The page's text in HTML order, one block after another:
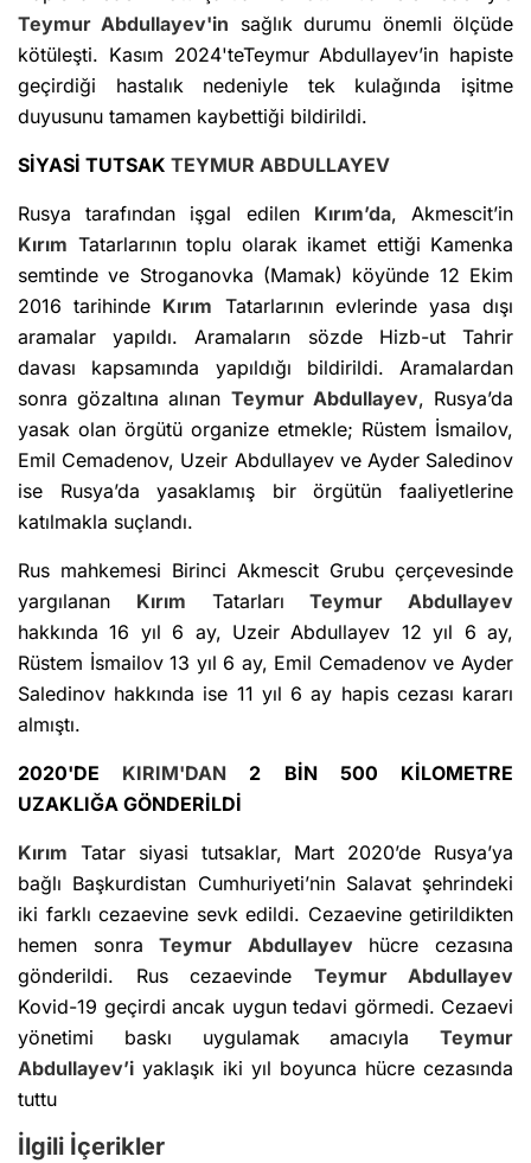
Teymur Abdullayev'in sağlık durumu önemli ölçüde
kötüleşti. Kasım 2024'teTeymur Abdullayev’in hapiste
geçirdiği hastalık nedeniyle tek kulağında işitme
duyusunu tamamen kaybettiği bildirildi.
SİYASİ TUTSAK TEYMUR ABDULLAYEV
Rusya tarafından işgal edilen Kırım’da, Akmescit’in
Kırım Tatarlarının toplu olarak ikamet ettiği Kamenka
semtinde ve Stroganovka (Mamak) köyünde 12 Ekim
2016 tarihinde Kırım Tatarlarının evlerinde yasa dışı
aramalar yapıldı. Aramaların sözde Hizb-ut Tahrir
davası kapsamında yapıldığı bildirildi. Aramalardan
sonra gözaltına alınan Teymur Abdullayev, Rusya’da
yasak olan örgütü organize etmekle; Rüstem İsmailov,
Emil Cemadenov, Uzeir Abdullayev ve Ayder Saledinov
ise Rusya’da yasaklamış bir örgütün faaliyetlerine
katılmakla suçlandı.
Rus mahkemesi Birinci Akmescit Grubu çerçevesinde
yargılanan Kırım TatarlarıTeymur Abdullayev
hakkında 16 yıl 6 ay, Uzeir Abdullayev 12 yıl 6 ay,
Rüstem İsmailov 13 yıl 6 ay, Emil Cemadenov ve Ayder
Saledinov hakkında ise 11 yıl 6 ay hapis cezası kararı
almıştı.
2020'DE KIRIM'DAN 2 BİN 500 KİLOMETRE
UZAKLIĞA GÖNDERİLDİ
Kırım Tatar siyasi tutsaklar, Mart 2020’de Rusya’ya
bağlı Başkurdistan Cumhuriyeti’nin Salavat şehrindeki
iki farklı cezaevine sevk edildi. Cezaevine getirildikten
hemen sonraTeymur Abdullayevhücre cezasına
gönderildi. Rus cezaevinde Teymur Abdullayev
Kovid-19 geçirdi ancak uygun tedavi görmedi. Cezaevi
yönetimi baskı uygulamak amacıyla Teymur
Abdullayev’i yaklaşık iki yıl boyunca hücre cezasında
tuttu
İlgili İçerikler